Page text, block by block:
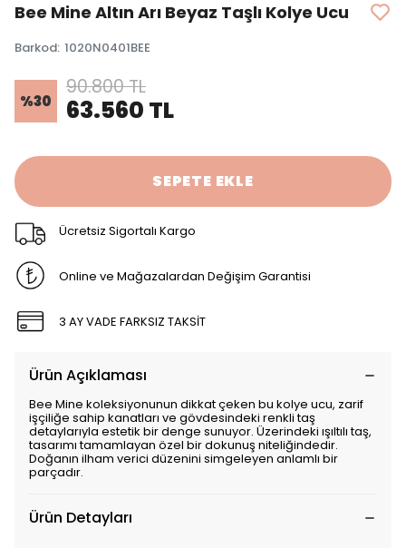
Bee Mine Altın Arı Beyaz Taşlı Kolye Ucu
Barkod: 1020N0401BEE
%30
90.800 TL
63.560 TL
SEPETE EKLE
Ücretsiz Sigortalı Kargo
Online ve Mağazalardan Değişim Garantisi
3 AY VADE FARKSIZ TAKSİT
Ürün Açıklaması
Bee Mine koleksiyonunun dikkatçeken bu kolye ucu, zarif
işçiliğe sahip kanatları ve gövdesindeki renklitaş
detaylarıyla estetik birdenge sunuyor. Üzerindeki ışıltılıtaş,
tasarımıtamamlayan özel birdokunuş niteliğindedir.
Doğanın ilham verici düzenini simgeleyen anlamlı bir
parçadır.
Ürün Detayları